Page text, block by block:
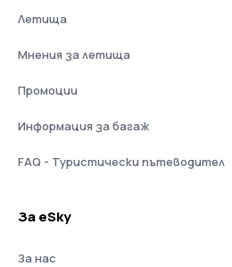
Летища
Мнения за летища
Промоции
Информация за багаж
FAQ - Туристически пътеводител
За eSky
За нас